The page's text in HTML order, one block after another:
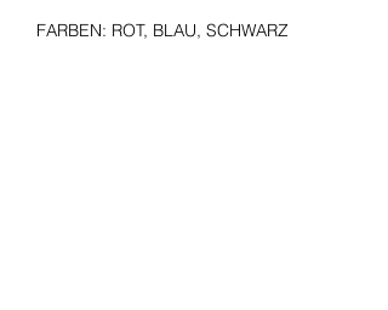
FARBEN: ROT, BLAU, SCHWARZ